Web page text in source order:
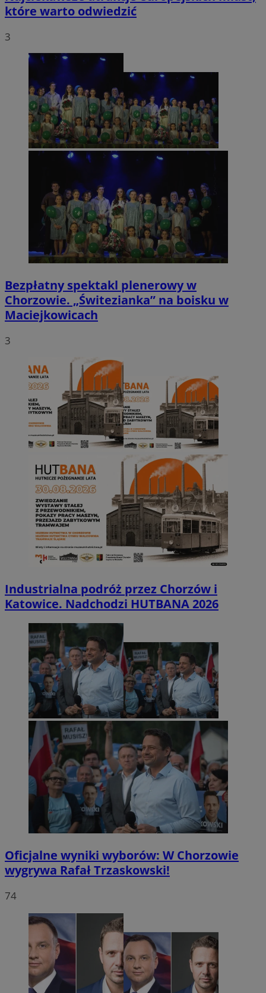
które warto odwiedzić
3
Bezpłatny spektakl plenerowy w
Chorzowie. „Świtezianka” na boisku w
Maciejkowicach
3
Industrialna podróż przez Chorzów i
Katowice. Nadchodzi HUTBANA 2026
Oficjalne wyniki wyborów: W Chorzowie
wygrywa Rafał Trzaskowski!
74